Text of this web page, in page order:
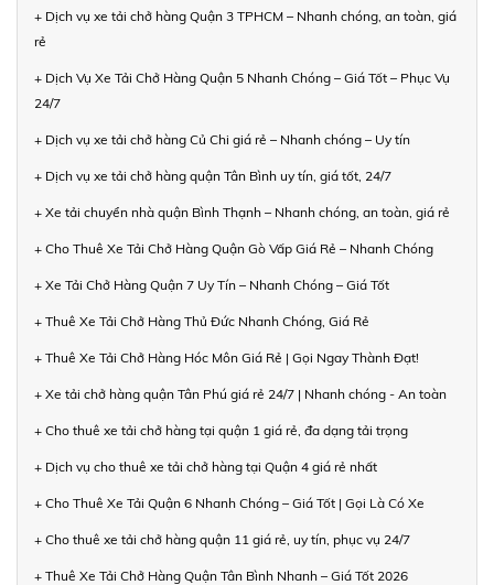
+ Dịch vụ xe tải chở hàng Quận 3 TPHCM – Nhanh chóng, an toàn, giá
rẻ
+ Dịch Vụ Xe Tải Chở Hàng Quận 5 Nhanh Chóng – Giá Tốt – Phục Vụ
24/7
+ Dịch vụ xe tải chở hàng Củ Chi giá rẻ – Nhanh chóng – Uy tín
+ Dịch vụ xe tải chở hàng quận Tân Bình uy tín, giá tốt, 24/7
+ Xe tải chuyển nhà quận Bình Thạnh – Nhanh chóng, an toàn, giá rẻ
+ Cho Thuê Xe Tải Chở Hàng Quận Gò Vấp Giá Rẻ – Nhanh Chóng
+ Xe Tải Chở Hàng Quận 7 Uy Tín – Nhanh Chóng – Giá Tốt
+ Thuê Xe Tải Chở Hàng Thủ Đức Nhanh Chóng, Giá Rẻ
+ Thuê Xe Tải Chở Hàng Hóc Môn Giá Rẻ | Gọi Ngay Thành Đạt!
+ Xe tải chở hàng quận Tân Phú giá rẻ 24/7 | Nhanh chóng - An toàn
+ Cho thuê xe tải chở hàng tại quận 1 giá rẻ, đa dạng tải trọng
+ Dịch vụ cho thuê xe tải chở hàng tại Quận 4 giá rẻ nhất
+ Cho Thuê Xe Tải Quận 6 Nhanh Chóng – Giá Tốt | Gọi Là Có Xe
+ Cho thuê xe tải chở hàng quận 11 giá rẻ, uy tín, phục vụ 24/7
+ Thuê Xe Tải Chở Hàng Quận Tân Bình Nhanh – Giá Tốt 2026